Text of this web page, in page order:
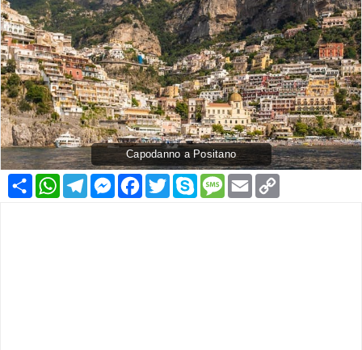
Capodanno a Positano
Condividi
WhatsApp
Telegram
Messenger
Facebook
TwitterSkypeMessage
Email